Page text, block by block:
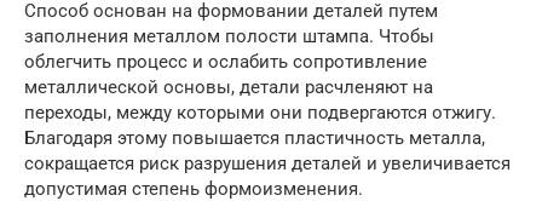
Способ основан на формовании деталей путем
заполнения металлом полости штампа. Чтобы
облегчить процесс и ослабить сопротивление
металлической основы, детали расчленяют на
переходы, между которыми они подвергаются отжигу.
Благодаря этому повышается пластичность металла,
сокращается риск разрушения деталей и увеличивается
допустимая степень формоизменения.